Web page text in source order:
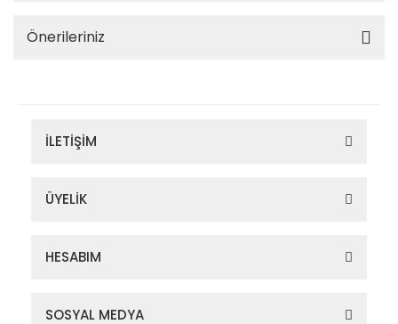
Önerileriniz
İLETİŞİM
ÜYELİK
HESABIM
SOSYAL MEDYA